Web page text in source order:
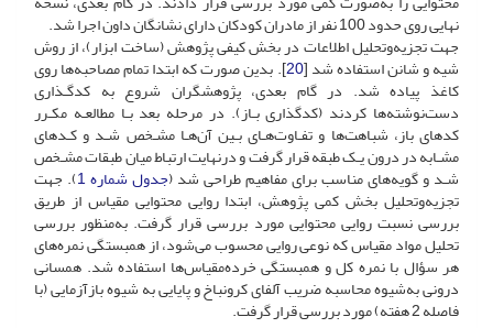
نهایی روی حدود 100 نفر از مادران کودکان دارای نشانگان داون اجرا شد.
جهت تجزیه‌وتحلیل اطلاعات در بخش کیفی پژوهش (ساخت ابزار)، از روش
شیه و شانن استفاده شد [20]. بدین صورت که ابتدا تمام مصاحبه‌ها روی
کاغذ پیاده شد. در گام بعدی، پژوهشگران شروع به کدگـذاری
دست‌نوشته‌ها کردند (کدگذاری بـاز). در مرحله بعد بـا مطالعـه مکـرر
کدهای باز، شباهت‌ها و تفـاوت‌هـای بـین آن‌هـا مشـخص شـد و کـدهای
مشـابه در درون یـک طبقه قرار گرفت و درنهایت ارتباط میان طبقات مشـخص
شـد و گویه‌های مناسب برای مفاهیم طراحی شد (جدول شماره 1 ). جهت
تجزیه‌وتحلیل بخش کمی پژوهش، ابتدا روایی محتوایی مقیاس از طریق
بررسی نسبت روایی محتوایی مورد بررسی قرار گرفت. به‌منظور بررسی
تحلیل مواد مقیاس که نوعی روایی محسوب می‌شود، از همبستگی نمره‌های
هر سؤال با نمره کل و همبستگی خرده‌مقیاس‌ها استفاده شد. همسانی
درونی به‌شیوه محاسبه ضریب آلفای کرونباخ و پایایی به شیوه بازآزمایی (با
فاصله 2 هفته) مورد بررسی قرار گرفت.